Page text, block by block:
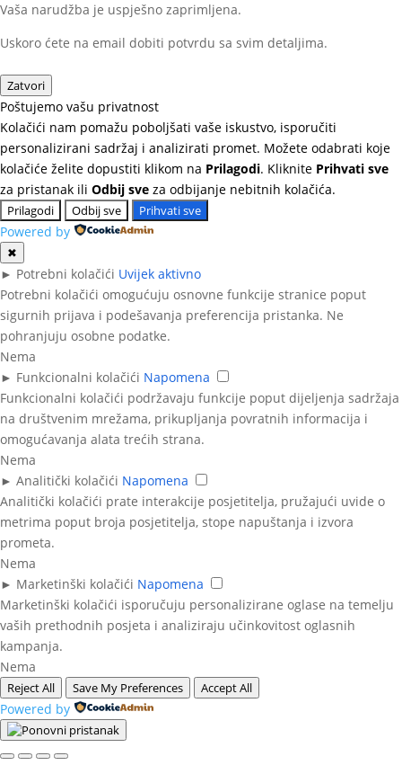
Vaša narudžba je uspješno zaprimljena.
Uskoro ćete na email dobiti potvrdu sa svim detaljima.
Zatvori
Poštujemo vašu privatnost
Kolačići nam pomažu poboljšati vaše iskustvo, isporučiti
personalizirani sadržaj i analizirati promet. Možete odabrati koje
kolačiće želite dopustiti klikom na Prilagodi. Kliknite Prihvati sve
za pristanak ili Odbij sve za odbijanje nebitnih kolačića.
Prilagodi Odbij sve Prihvati sve
Powered by
✖
► Potrebni kolačići Uvijek aktivno
Potrebni kolačići omogućuju osnovne funkcije stranice poput
sigurnih prijava i podešavanja preferencija pristanka. Ne
pohranjuju osobne podatke.
Nema
► Funkcionalni kolačići Napomena
Funkcionalni kolačići podržavaju funkcije poput dijeljenja sadržaja
na društvenim mrežama, prikupljanja povratnih informacija i
omogućavanja alata trećih strana.
Nema
► Analitički kolačići Napomena
Analitički kolačići prate interakcije posjetitelja, pružajući uvide o
metrima poput broja posjetitelja, stope napuštanja i izvora
prometa.
Nema
► Marketinški kolačići Napomena
Marketinški kolačići isporučuju personalizirane oglase na temelju
vaših prethodnih posjeta i analiziraju učinkovitost oglasnih
kampanja.
Nema
Reject All Save My Preferences Accept All
Powered by